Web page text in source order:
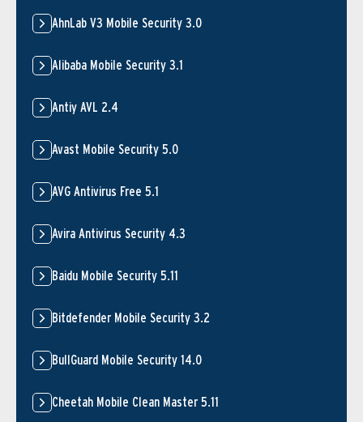
AhnLab V3 Mobile Security 3.0
Alibaba Mobile Security 3.1
Antiy AVL 2.4
Avast Mobile Security 5.0
AVG Antivirus Free 5.1
Avira Antivirus Security 4.3
Baidu Mobile Security 5.11
Bitdefender Mobile Security 3.2
BullGuard Mobile Security 14.0
Cheetah Mobile Clean Master 5.11